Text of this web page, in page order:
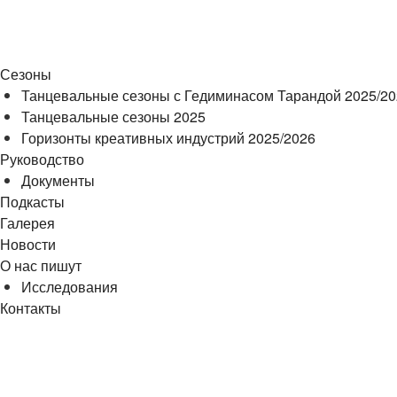
Сезоны
Танцевальные сезоны с Гедиминасом Тарандой 2025/
Танцевальные сезоны 2025
Горизонты креативных индустрий 2025/2026
Руководство
Документы
Подкасты
Галерея
Новости
О нас пишут
Исследования
Контакты